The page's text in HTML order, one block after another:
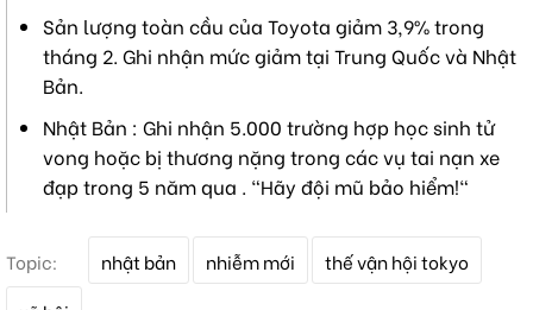
Sản lượng toàn cầu của Toyota giảm 3,9% trong
tháng 2. Ghi nhận mức giảm tại Trung Quốc và Nhật
Bản.
Nhật Bản : Ghi nhận 5.000 trường hợp học sinh tử
vong hoặc bị thương nặng trong các vụ tai nạn xe
đạp trong 5 năm qua . "Hãy đội mũ bảo hiểm!"
Topic: nhật bản nhiễm mới
thế vận hội tokyo